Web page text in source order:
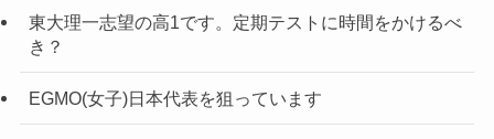
東大理一志望の高1です。定期テストに時間をかけるべ
き？
EGMO(女子)日本代表を狙っています